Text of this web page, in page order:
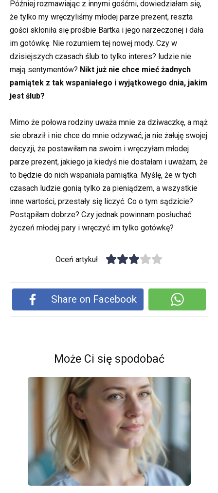
Później rozmawiając z innymi gośćmi, dowiedziałam się,
że tylko my wręczyliśmy młodej parze prezent, reszta
gości skłoniła się prośbie Bartka i jego narzeczonej i dała
im gotówkę. Nie rozumiem tej nowej mody. Czy w
dzisiejszych czasach ślub to tylko interes? ludzie nie
mają sentymentów? Nikt już nie chce mieć żadnych
pamiątek z tak wspaniałego i wyjątkowego dnia, jakim
jest ślub?
Mimo że połowa rodziny uważa mnie za dziwaczkę, a mąż
sie obraził i nie chce do mnie odzywać, ja nie żałuję swojej
decyzji, że postawiłam na swoim i wręczyłam młodej
parze prezent, jakiego ja kiedyś nie dostałam i uważam, że
to będzie do nich wspaniała pamiątka. Myślę, że w tych
czasach ludzie gonią tylko za pieniądzem, a wszystkie
inne wartości, przestały się liczyć. Co o tym sądzicie?
Postąpiłam dobrze? Czy jednak powinnam posłuchać
życzeń młodej pary i wręczyć im tylko gotówkę?
Oceń artykuł
Share on Facebook
Może Ci się spodobać